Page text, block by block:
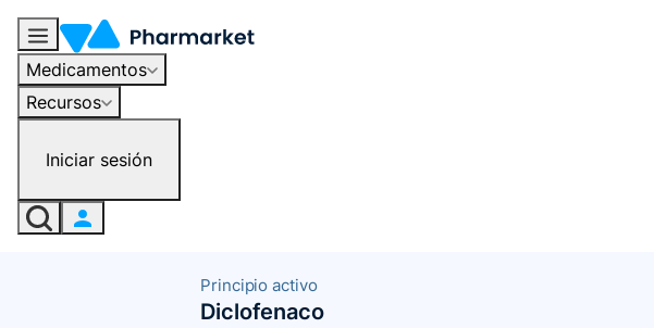
Medicamentos
Recursos
Iniciar sesión
Principio activo
Diclofenaco